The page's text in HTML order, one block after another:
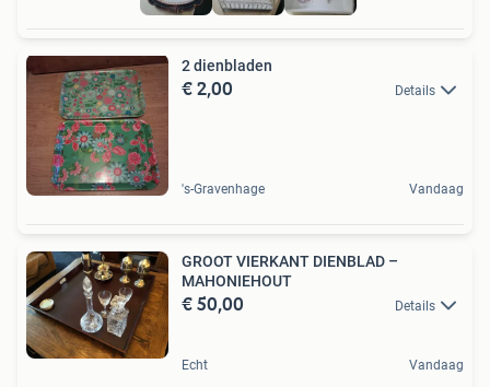
2 dienbladen
€ 2,00 Details
's-Gravenhage Vandaag
GROOT VIERKANT DIENBLAD –
MAHONIEHOUT
€ 50,00 Details
Echt Vandaag